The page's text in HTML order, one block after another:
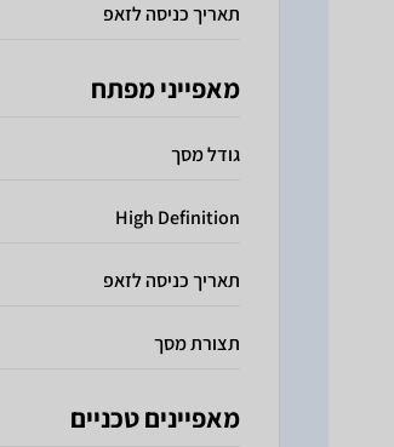
תאריך כניסה לזאפ
מאפייני מפתח
גודל מסך
High Definition
תאריך כניסה לזאפ
תצורת מסך
מאפיינים טכניים